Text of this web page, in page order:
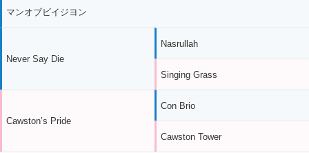
マンオブビイジヨン
Never Say Die
Cawston’s Pride
Nasrullah
Singing Grass
Con Brio
Cawston Tower